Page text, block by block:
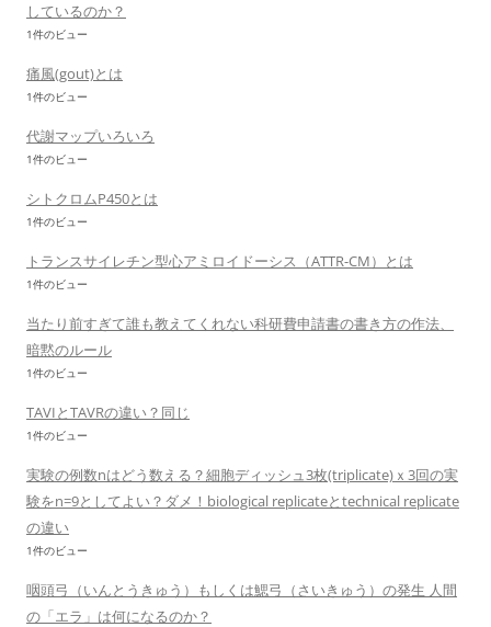
しているのか？
1件のビュー
痛風(gout)とは
1件のビュー
代謝マップいろいろ
1件のビュー
シトクロムP450とは
1件のビュー
トランスサイレチン型心アミロイドーシス（ATTR-CM）とは
1件のビュー
当たり前すぎて誰も教えてくれない科研費申請書の書き方の作法、
暗黙のルール
1件のビュー
TAVIとTAVRの違い？同じ
1件のビュー
実験の例数nはどう数える？細胞ディッシュ3枚(triplicate)ｘ3回の実
験をn=9としてよい？ダメ！biological replicateとtechnical replicate
の違い
1件のビュー
咽頭弓（いんとうきゅう）もしくは鰓弓（さいきゅう）の発生 人間
の「エラ」は何になるのか？